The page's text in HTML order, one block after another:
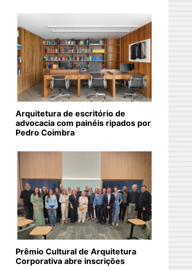
Arquitetura de escritório de
advocacia com painéis ripados por
Pedro Coimbra
Prêmio Cultural de Arquitetura
Corporativa abre inscrições